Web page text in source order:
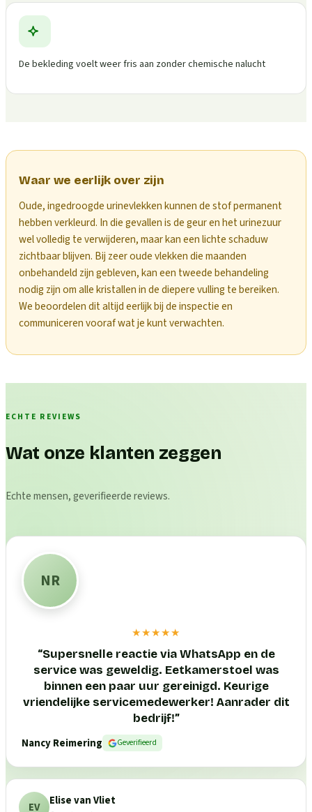
De bekleding voelt weer fris aan zonder chemische nalucht
Waar we eerlijk over zijn
Oude, ingedroogde urinevlekken kunnen de stof permanent
hebben verkleurd. In die gevallen is de geur en het urinezuur
wel volledig te verwijderen, maar kan een lichte schaduw
zichtbaar blijven. Bij zeer oude vlekken die maanden
onbehandeld zijn gebleven, kan een tweede behandeling
nodig zijn om alle kristallen in de diepere vulling te bereiken.
We beoordelen dit altijd eerlijk bij de inspectie en
communiceren vooraf wat je kunt verwachten.
ECHTE REVIEWS
Wat onze klanten zeggen
Echte mensen, geverifieerde reviews.
NR
★★★★★
“Supersnelle reactie via WhatsApp en de
service was geweldig. Eetkamerstoel was
binnen een paar uur gereinigd. Keurige
vriendelijke servicemedewerker! Aanrader dit
bedrijf!”
Nancy Reimering
Geverifieerd
EV Elise van Vliet